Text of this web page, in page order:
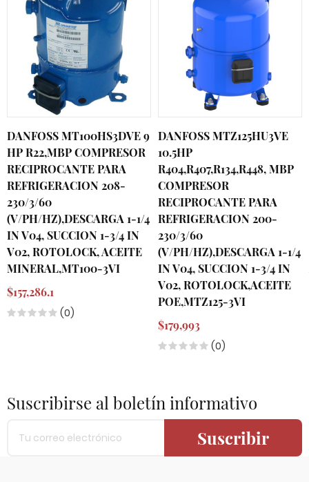
DANFOSS MT100HS3DVE 9
HP R22,MBP COMPRESOR
RECIPROCANTE PARA
REFRIGERACION 208-
230/3/60
(V/PH/HZ),DESCARGA 1-1/4
IN V04, SUCCION 1-3/4 IN
V02, ROTOLOCK, ACEITE
MINERAL,MT100-3VI
$157,286.1
(0)
DANFOSS MTZ125HU3VE
10.5HP
R404,R407,R134,R448, MBP
COMPRESOR
RECIPROCANTE PARA
REFRIGERACION 200-
230/3/60
(V/PH/HZ),DESCARGA 1-1/4
IN V04, SUCCION 1-3/4 IN
V02, ROTOLOCK,ACEITE
POE,MTZ125-3VI
$179,993
(0)
Suscribirse al boletín informativo
Suscribir